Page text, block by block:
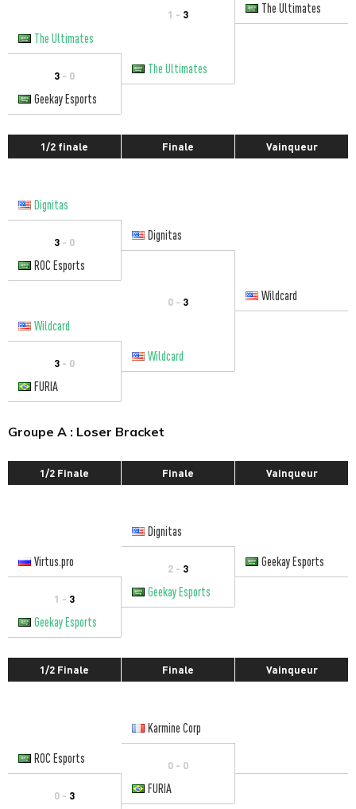
1 - 3
The Ultimates
The Ultimates
3 - 0
The Ultimates
Geekay Esports
1/2 finale Finale Vainqueur
Dignitas
3 - 0
Dignitas
ROC Esports
0 - 3
Wildcard
Wildcard
3 - 0
Wildcard
FURIA
Groupe A : Loser Bracket
1/2 Finale Finale Vainqueur
Dignitas
Virtus.pro
2 - 3 Geekay Esports
1 - 3
Geekay Esports
Geekay Esports
1/2 Finale Finale Vainqueur
Karmine Corp
ROC Esports
0 - 0
0 - 3
FURIA